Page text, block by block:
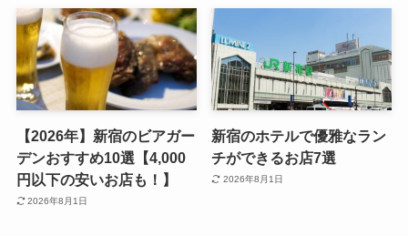
【2026年】新宿のビアガー
デンおすすめ10選【4,000
円以下の安いお店も！】
2026年8月1日
新宿のホテルで優雅なラン
チができるお店7選
2026年8月1日